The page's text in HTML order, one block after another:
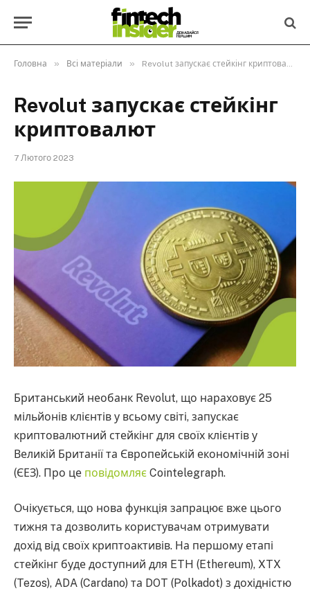
Головна » Всі матеріали » Revolut запускає стейкінг криптовалют
Revolut запускає стейкінг
криптовалют
7 Лютого 2023
Британський необанк Revolut, що нараховує 25
мільйонів клієнтів у всьому світі, запускає
криптовалютний стейкінг для своїх клієнтів у
Великій Британії та Європейській економічній зоні
(ЄЕЗ). Про це повідомляє Cointelegraph.
Очікується, що нова функція запрацює вже цього
тижня та дозволить користувачам отримувати
дохід від своїх криптоактивів. На першому етапі
стейкінг буде доступний для ETH (Ethereum), XTX
(Tezos), ADA (Cardano) та DOT (Polkadot) з дохідністю